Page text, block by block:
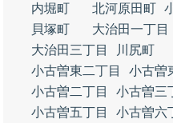
内堀町
北河原田町
貝塚町
大治田一丁目
大治田三丁目
川尻町
小古曽東二丁目
小古曽
小古曽二丁目
小古曽三
小古曽五丁目
小古曽六